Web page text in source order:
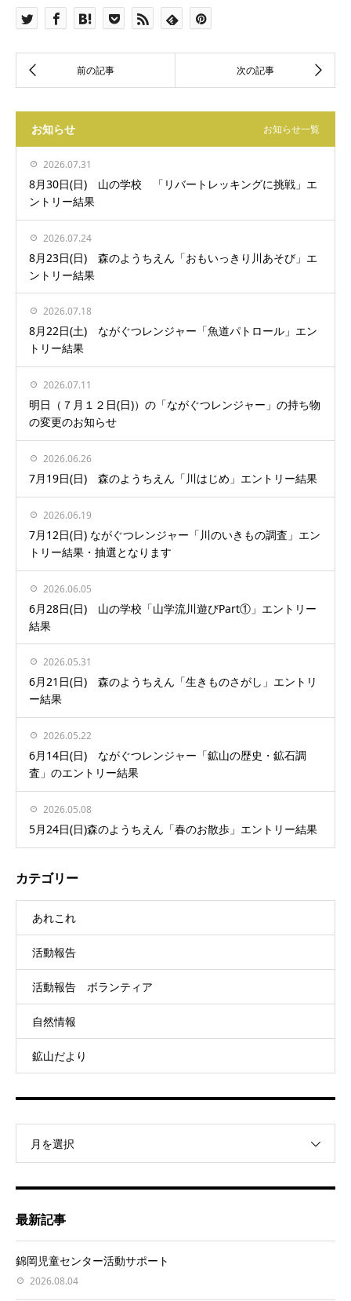
お知らせ お知らせ一覧
2026.07.31
8月30日(日) 山の学校 「リバートレッキングに挑戦」エ
ントリー結果
2026.07.24
8月23日(日) 森のようちえん「おもいっきり川あそび」エ
ントリー結果
2026.07.18
8月22日(土) ながぐつレンジャー「魚道パトロール」エン
トリー結果
2026.07.11
明日（７月１２日(日)）の「ながぐつレンジャー」の持ち物
の変更のお知らせ
2026.06.26
7月19日(日) 森のようちえん「川はじめ」エントリー結果
2026.06.19
7月12日(日) ながぐつレンジャー「川のいきもの調査」エン
トリー結果・抽選となります
2026.06.05
6月28日(日) 山の学校「山学流川遊びPart①」エントリー
結果
2026.05.31
6月21日(日) 森のようちえん「生きものさがし」エントリ
ー結果
2026.05.22
6月14日(日) ながぐつレンジャー「鉱山の歴史・鉱石調
査」のエントリー結果
2026.05.08
5月24日(日)森のようちえん「春のお散歩」エントリー結果
カテゴリー
あれこれ
活動報告
活動報告 ボランティア
自然情報
鉱山だより
月を選択
最新記事
錦岡児童センター活動サポート
2026.08.04